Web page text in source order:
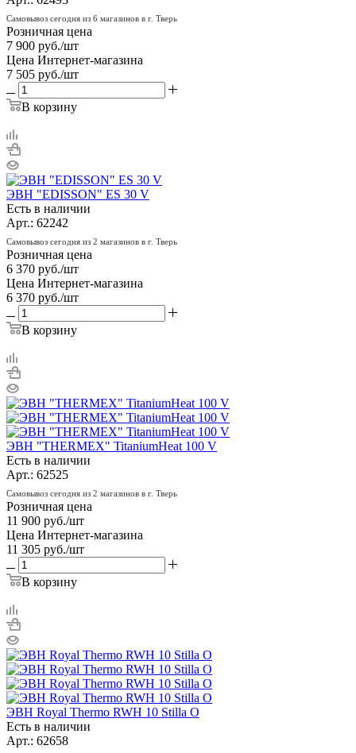
Самовывоз сегодня из 6 магазинов в г. Тверь
Розничная цена
7 900 руб./шт
Цена Интернет-магазина
7 505 руб./шт
В корзину
ЭВН "EDISSON" ES 30 V
Есть в наличии
Арт.: 62242
Самовывоз сегодня из 2 магазинов в г. Тверь
Розничная цена
6 370 руб./шт
Цена Интернет-магазина
6 370 руб./шт
В корзину
ЭВН "THERMEX" TitaniumHeat 100 V
Есть в наличии
Арт.: 62525
Самовывоз сегодня из 2 магазинов в г. Тверь
Розничная цена
11 900 руб./шт
Цена Интернет-магазина
11 305 руб./шт
В корзину
ЭВН Royal Thermo RWH 10 Stilla O
Есть в наличии
Арт.: 62658